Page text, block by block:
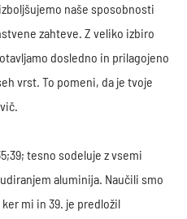
naše sposobnosti
zahteve. Z veliko izbiro
dosledno in prilagojeno
vrst. To pomeni, da je tvoje
tesno sodeluje z vsemi
aluminija. Naučili smo
mi in 39. je predložil